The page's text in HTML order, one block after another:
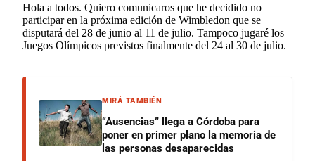
Hola a todos. Quiero comunicaros que he decidido no
participar en la próxima edición de Wimbledon que se
disputará del 28 de junio al 11 de julio. Tampoco jugaré los
Juegos Olímpicos previstos finalmente del 24 al 30 de julio.
MIRÁ TAMBIÉN
“Ausencias” llega a Córdoba para
poner en primer plano la memoria de
las personas desaparecidas